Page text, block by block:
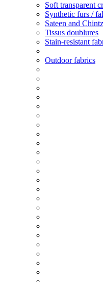
Soft transparent
Synthetic furs /
Sateen and Chintz
Tissus doublures
Stain-resistant
Outdoor fabrics